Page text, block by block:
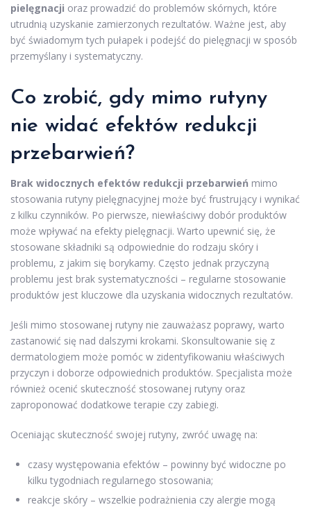
pielęgnacji oraz prowadzić do problemów skórnych, które
utrudnią uzyskanie zamierzonych rezultatów. Ważne jest, aby
być świadomym tych pułapek i podejść do pielęgnacji w sposób
przemyślany i systematyczny.
Co zrobić, gdy mimo rutyny
nie widać efektów redukcji
przebarwień?
Brak widocznych efektów redukcji przebarwień mimo
stosowania rutyny pielęgnacyjnej może być frustrujący i wynikać
z kilku czynników. Po pierwsze, niewłaściwy dobór produktów
może wpływać na efekty pielęgnacji. Warto upewnić się, że
stosowane składniki są odpowiednie do rodzaju skóry i
problemu, z jakim się borykamy. Często jednak przyczyną
problemu jest brak systematyczności – regularne stosowanie
produktów jest kluczowe dla uzyskania widocznych rezultatów.
Jeśli mimo stosowanej rutyny nie zauważasz poprawy, warto
zastanowić się nad dalszymi krokami. Skonsultowanie się z
dermatologiem może pomóc w zidentyfikowaniu właściwych
przyczyn i doborze odpowiednich produktów. Specjalista może
również ocenić skuteczność stosowanej rutyny oraz
zaproponować dodatkowe terapie czy zabiegi.
Oceniając skuteczność swojej rutyny, zwróć uwagę na:
czasy występowania efektów – powinny być widoczne po
kilku tygodniach regularnego stosowania;
reakcje skóry – wszelkie podrażnienia czy alergie mogą